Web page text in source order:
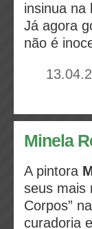
insinua na
Já agora
não é
Minela
A pintora
seus mais
Corpos”
curadoria